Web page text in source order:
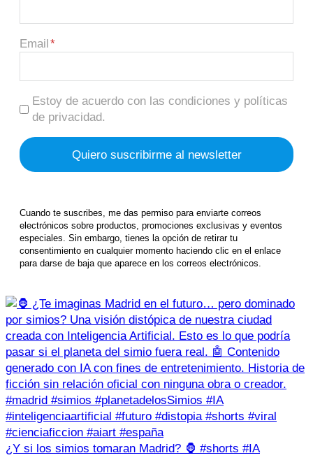
Email
Estoy de acuerdo con las condiciones y políticas
de privacidad.
Cuando te suscribes, me das permiso para enviarte correos
electrónicos sobre productos, promociones exclusivas y eventos
especiales. Sin embargo, tienes la opción de retirar tu
consentimiento en cualquier momento haciendo clic en el enlace
para darse de baja que aparece en los correos electrónicos.
¿Y si los simios tomaran Madrid? 🦍 #shorts #IA